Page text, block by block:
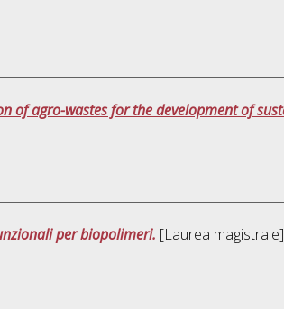
of agro-wastes for the development of
per biopolimeri. [Laurea